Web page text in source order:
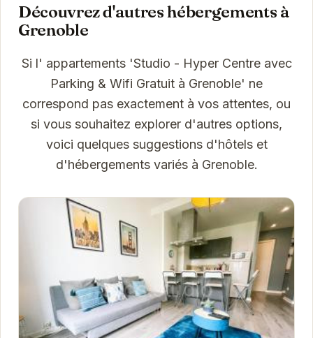
Découvrez d'autres hébergements à
Grenoble
Si l' appartements 'Studio - Hyper Centre avec
Parking & Wifi Gratuit à Grenoble' ne
correspond pas exactement à vos attentes, ou
si vous souhaitez explorer d'autres options,
voici quelques suggestions d'hôtels et
d'hébergements variés à Grenoble.